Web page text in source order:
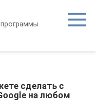
сделать с
на любом